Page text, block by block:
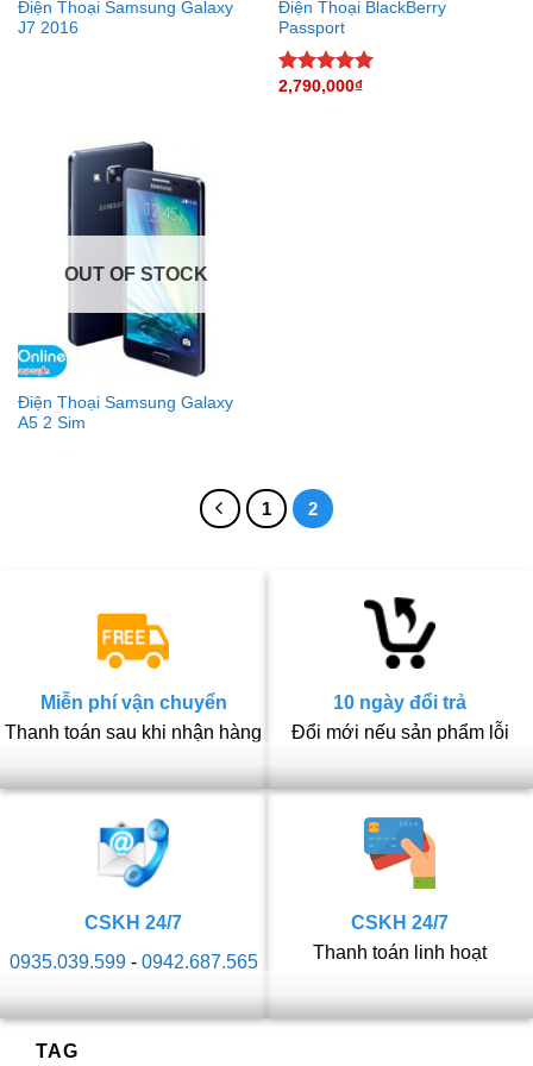
Điện Thoại Samsung Galaxy
J7 2016
Điện Thoại BlackBerry
Passport
Rated5.00
2,790,000₫
OUT OF STOCK
Điện Thoại Samsung Galaxy
A5 2 Sim
1 2
Miễn phí vận chuyển
Thanh toán sau khi nhận hàng
10 ngày đổi trả
Đổi mới nếu sản phẩm lỗi
CSKH 24/7
0935.039.599- 0942.687.565
CSKH 24/7
Thanh toán linh hoạt
TAG